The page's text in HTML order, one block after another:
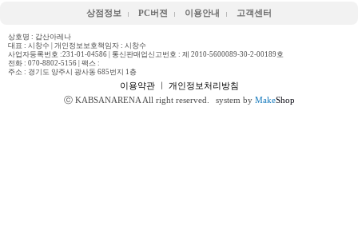
상점정보 PC버젼 이용안내 고객센터
상호명 : 갑산아레나
대표 : 시창수 | 개인정보보호책임자 : 시창수
사업자등록번호 :231-01-04586 | 통신판매업신고번호 : 제 2010-5600089-30-2-00189호
전화 : 070-8802-5156 | 팩스 :
주소 : 경기도 양주시 광사동 685번지 1층
이용약관ㅣ 개인정보처리방침
ⓒ KABSANARENA All right reserved.
system by MakeShop